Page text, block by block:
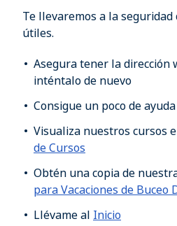
Te llevaremos a la seguridad
útiles.
Asegura tener la dirección
inténtalo de nuevo
Consigue un poco de
Visualiza nuestros cursos
de Cursos
Obtén una copia de
para Vacaciones de Buceo
Llévame al Inicio